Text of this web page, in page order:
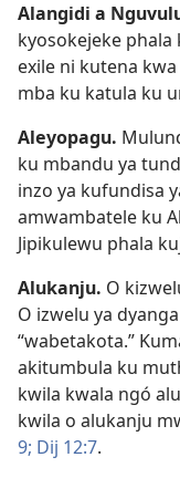
Alangidi a
kyosokejeke
exile ni kutena
mba ku katula ku
Aleyopagu.
ku mbandu ya
inzo ya kufundisa
amwambatele ku
Jipikulewu phala
Alukanju. O
O izwelu ya
“wabetakota.”
akitumbula ku
kwila kwala ngó
kwila o alukanju
9; Dij 12:7.